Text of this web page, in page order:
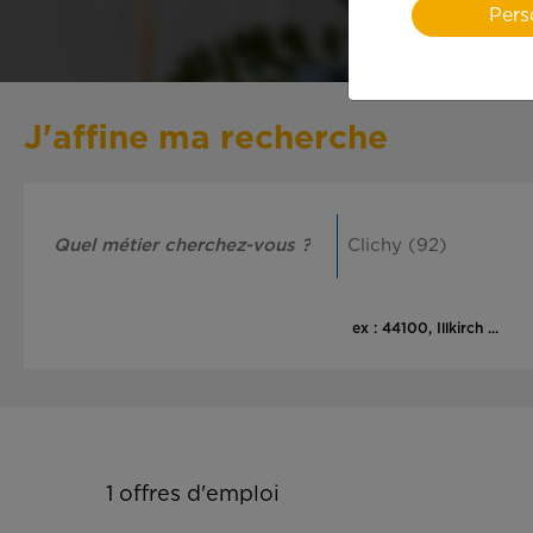
J'affine ma recherche
ex : 44100, Illkirch ...
1 offres d'emploi